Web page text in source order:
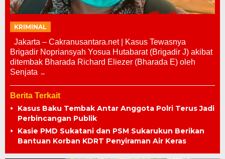
KRIMINAL
Jakarta – Cakranusantara.net | Kasus Tewasnya
Brigadir Nopriansyah Yosua Hutabarat (Brigadir J) akibat
ditembak Bharada Richard Eliezer (Bharada E) oleh
Senjata
Berita Terkait
Kasus Baku Tembak Antar Anggota Polri Terus Jadi
Perbincangan Publik
Kasie PMD Sukatani dan PSM Sukarukun Berikan
Bantuan Korban KDRT Penyiraman Air Keras